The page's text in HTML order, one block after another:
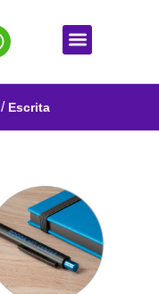
/ Escrita